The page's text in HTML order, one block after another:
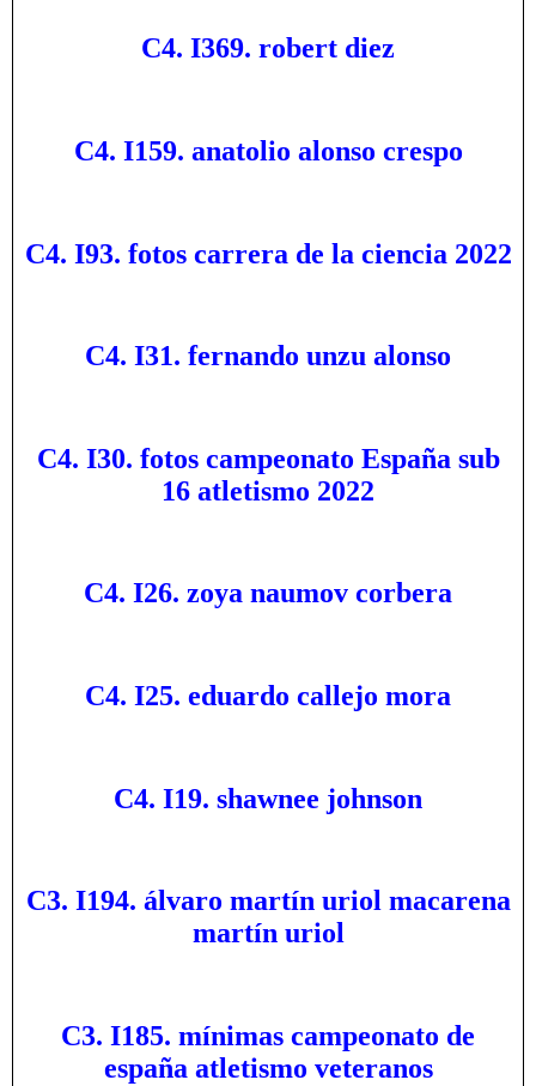
C4. I369. robert diez
C4. I159. anatolio alonso crespo
C4. I93. fotos carrera de la ciencia 2022
C4. I31. fernando unzu alonso
C4. I30. fotos campeonato España sub
16 atletismo 2022
C4. I26. zoya naumov corbera
C4. I25. eduardo callejo mora
C4. I19. shawnee johnson
C3. I194. álvaro martín uriol macarena
martín uriol
C3. I185. mínimas campeonato de
españa atletismo veteranos